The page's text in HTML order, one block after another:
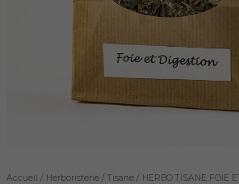
Accueil / Herboristerie/ Tisane/ HERBO TISANE FOIE